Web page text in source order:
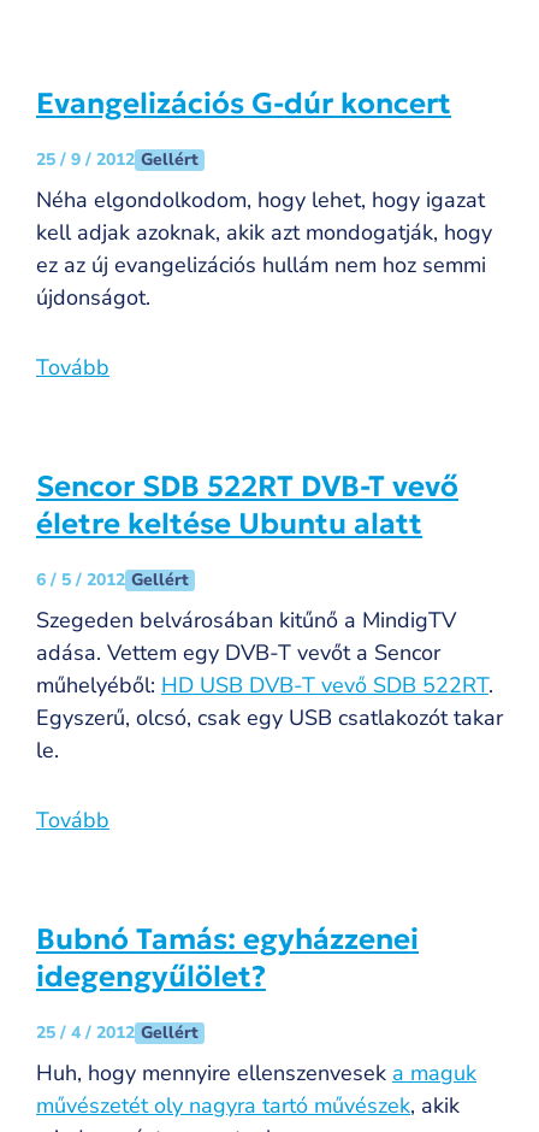
Evangelizációs G-dúr koncert
25 / 9 / 2012 Gellért
Néha elgondolkodom, hogy lehet, hogy igazat
kell adjak azoknak, akik azt mondogatják, hogy
ez az új evangelizációs hullám nem hoz semmi
újdonságot.
Tovább
Sencor SDB 522RT DVB-T vevő
életre keltése Ubuntu alatt
6 / 5 / 2012 Gellért
Szegeden belvárosában kitűnő a MindigTV
adása. Vettem egy DVB-T vevőt a Sencor
műhelyéből: HD USB DVB-T vevő SDB 522RT.
Egyszerű, olcsó, csak egy USB csatlakozót takar
le.
Tovább
Bubnó Tamás: egyházzenei
idegengyűlölet?
25 / 4 / 2012 Gellért
Huh, hogy mennyire ellenszenvesek a maguk
művészetét oly nagyra tartó művészek, akik